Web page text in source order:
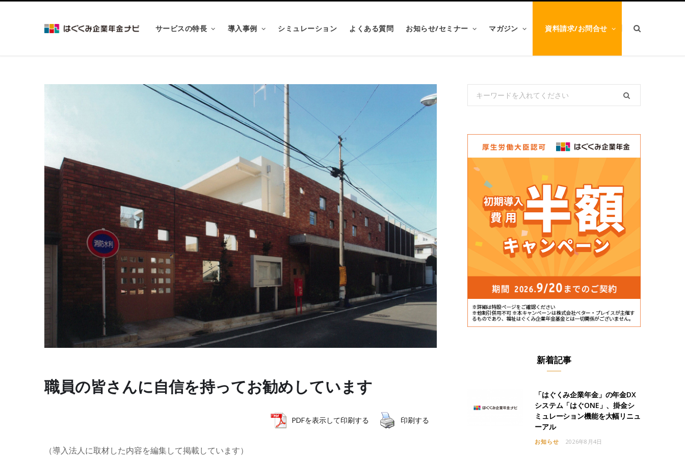
サービスの特長 導入事例 シミュレーション よくある質問 お知らせ/セミナー マガジン 資料請求/お問合せ
職員の皆さんに自信を持ってお勧めしています
PDFを表示して印刷する 印刷する
（導入法人に取材した内容を編集して掲載しています）
新着記事
「はぐくみ企業年金」の年金DX
システム「はぐONE」、掛金シ
ミュレーション機能を大幅リニュ
ーアル
お知らせ 2026年8月4日